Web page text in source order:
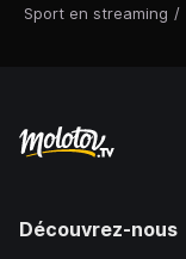
Sport en streaming /
Découvrez-nous